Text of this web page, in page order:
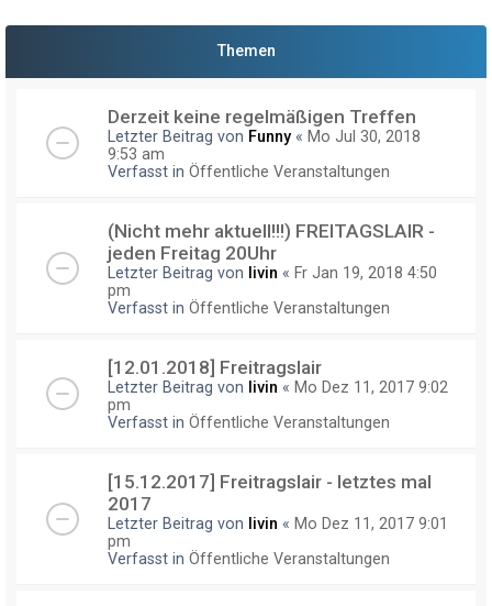
Themen
Derzeit keine regelmäßigen Treffen
Letzter Beitrag von Funny « Mo Jul 30, 2018
9:53 am
Verfasst in Öffentliche Veranstaltungen
(Nicht mehr aktuell!!!) FREITAGSLAIR -
jeden Freitag 20Uhr
Letzter Beitrag von livin « Fr Jan 19, 2018 4:50
pm
Verfasst in Öffentliche Veranstaltungen
[12.01.2018] Freitragslair
Letzter Beitrag von livin « Mo Dez 11, 2017 9:02
pm
Verfasst in Öffentliche Veranstaltungen
[15.12.2017] Freitragslair - letztes mal
2017
Letzter Beitrag von livin « Mo Dez 11, 2017 9:01
pm
Verfasst in Öffentliche Veranstaltungen